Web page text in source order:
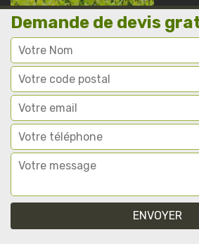
Demande de devis